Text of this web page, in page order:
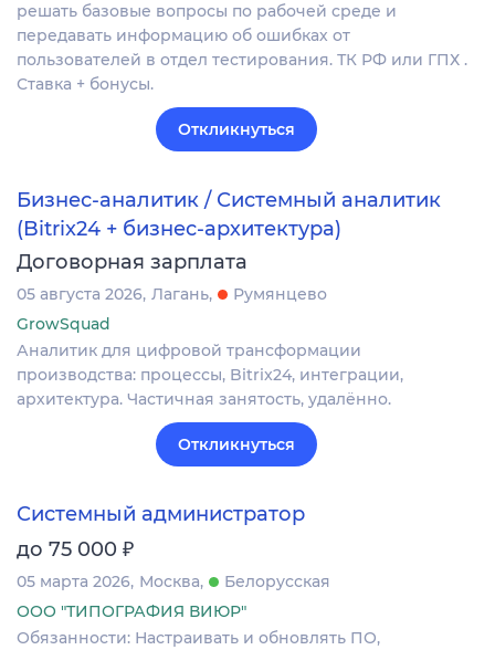
решать базовые вопросы по рабочей среде и
передавать информацию об ошибках от
пользователей в отдел тестирования. ТК РФ или ГПХ .
Ставка + бонусы.
Откликнуться
Бизнес-аналитик / Системный аналитик
(Bitrix24 + бизнес-архитектура)
Договорная зарплата
05 августа 2026 Лагань
Румянцево
GrowSquad
Аналитик для цифровой трансформации
производства: процессы, Bitrix24, интеграции,
архитектура. Частичная занятость, удалённо.
Откликнуться
Системный администратор
до 75 000 ₽
05 марта 2026 Москва
Белорусская
ООО "ТИПОГРАФИЯ ВИЮР"
Обязанности: Настраивать и обновлять ПО,